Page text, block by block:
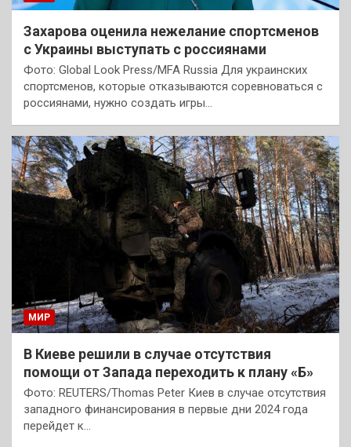
Захарова оценила нежелание спортсменов
с Украины выступать с россиянами
Фото: Global Look Press/MFA Russia Для украинских
спортсменов, которые отказываются соревноваться с
россиянами, нужно создать игры…
МИР
В Киеве решили в случае отсутствия
помощи от Запада переходить к плану «Б»
Фото: REUTERS/Thomas Peter Киев в случае отсутствия
западного финансирования в первые дни 2024 года
перейдет к…